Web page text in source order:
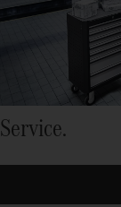
Service.